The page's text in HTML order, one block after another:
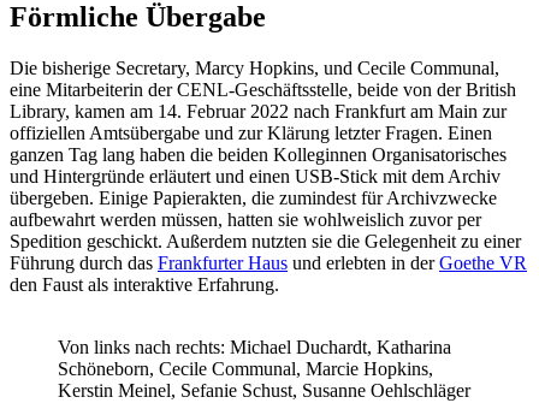
Förmliche Übergabe
Die bisherige Secretary, Marcy Hopkins, und Cecile Communal,
eine Mitarbeiterin der CENL-Geschäftsstelle, beide von der British
Library, kamen am 14. Februar 2022 nach Frankfurt am Main zur
offiziellen Amtsübergabe und zur Klärung letzter Fragen. Einen
ganzen Tag lang haben die beiden Kolleginnen Organisatorisches
und Hintergründe erläutert und einen USB-Stick mit dem Archiv
übergeben. Einige Papierakten, die zumindest für Archivzwecke
aufbewahrt werden müssen, hatten sie wohlweislich zuvor per
Spedition geschickt. Außerdem nutzten sie die Gelegenheit zu einer
Führung durch das Frankfurter Haus und erlebten in derGoethe VR
den Faust als interaktive Erfahrung.
Von links nach rechts: Michael Duchardt, Katharina
Schöneborn, Cecile Communal, Marcie Hopkins,
Kerstin Meinel, Sefanie Schust, Susanne Oehlschläger